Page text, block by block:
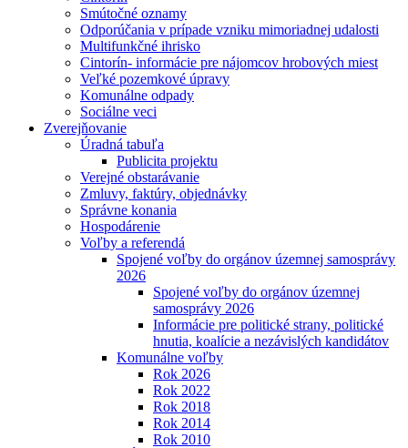
Smútočné oznamy
Odporúčania v prípade vzniku mimoriadnej udalosti
Multifunkčné ihrisko
Cintorín- informácie pre nájomcov hrobových miest
Veľké pozemkové úpravy
Komunálne odpady
Sociálne veci
Zverejňovanie
Úradná tabuľa
Publicita projektu
Verejné obstarávanie
Zmluvy, faktúry, objednávky
Správne konania
Hospodárenie
Voľby a referendá
Spojené voľby do orgánov územnej samosprávy
2026
Spojené voľby do orgánov územnej
samosprávy 2026
Informácie pre politické strany, politické
hnutia, koalície a nezávislých kandidátov
Komunálne voľby
Rok 2026
Rok 2022
Rok 2018
Rok 2014
Rok 2010